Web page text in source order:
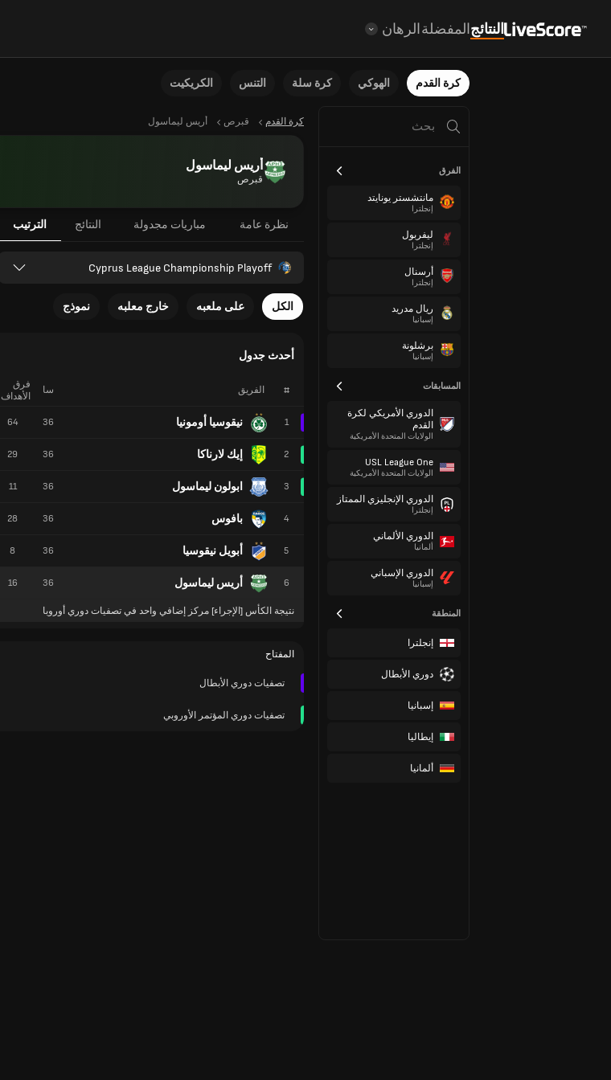
النتائجالمفضلةالرهان
كرة القدم الهوكي كرة سلة التنس الكريكيت
الفرق
مانتشستر يونايتد
إنجلترا
ليفربول
إنجلترا
أرسنال
إنجلترا
ريال مدريد
إسبانيا
برشلونة
إسبانيا
المسابقات
الدوري الأمريكي لكرة
القدم
الولايات المتحدة الأمريكية
USL League One
الولايات المتحدة الأمريكية
الدوري الإنجليزي الممتاز
إنجلترا
الدوري الألماني
ألمانيا
الدوري الإسباني
إسبانيا
المنطقة
إنجلترا
دوري الأبطال
إسبانيا
إيطاليا
ألمانيا
كرة القدم قبرص أريس ليماسول
أريس ليماسول
قبرص
نظرة عامة مباريات مجدولة النتائج الترتيب
Cyprus League Championship Playoff
الكل على ملعبه خارج معلبه نموذج
أحدث جدول
# الفريق
1 نيقوسيا أومونيا
2 إيك لارناكا
3 ابولون ليماسول
4 بافوس
5 أبويل نيقوسيا
6 أريس ليماسول
سا
فرق
الأهداف
36
64
36
29
36
11
36
28
36
8
36
16
نتيجة الكأس [الإجراء] مركز إضافي واحد في تصفيات دوري أوروبا
المفتاح
تصفيات دوري الأبطال
تصفيات دوري المؤتمر الأوروبي